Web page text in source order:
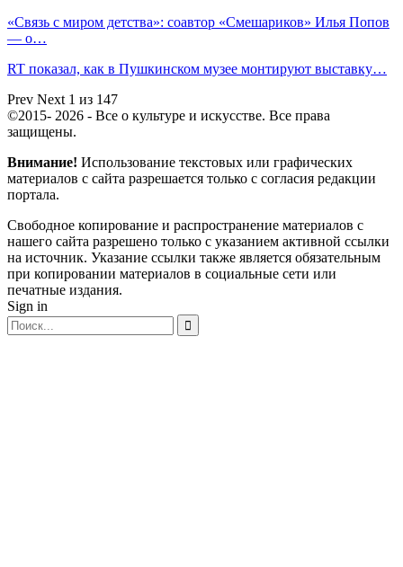
«Связь с миром детства»: соавтор «Смешариков» Илья Попов
— о…
RT показал, как в Пушкинском музее монтируют выставку…
Prev Next 1 из 147
©2015- 2026 - Все о культуре и искусстве. Все права
защищены.
Внимание! Использование текстовых или графических
материалов с сайта разрешается только c согласия редакции
портала.
Свободное копирование и распространение материалов с
нашего сайта разрешено только с указанием активной ссылки
на источник. Указание ссылки также является обязательным
при копировании материалов в социальные сети или
печатные издания.
Sign in